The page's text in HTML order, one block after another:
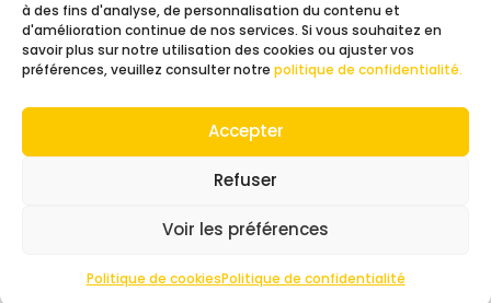
à des fins d'analyse, de personnalisation du contenu et
d'amélioration continue de nos services. Si vous souhaitez en
savoir plus sur notre utilisation des cookies ou ajuster vos
préférences, veuillez consulter notre politique de confidentialité.
Accepter
Refuser
Voir les préférences
Politique de cookiesPolitique de confidentialité
connectés, téléphones, documentations et
boîte de dépôt. Nos agents vous
accompagnent si besoin.
Service Social
La Caisse Générale de Sécurité Sociale de la
Réunion accompagne les personnes fragilisées
par des problèmes de santé, de handicap et de
pour vous aider au niveau :